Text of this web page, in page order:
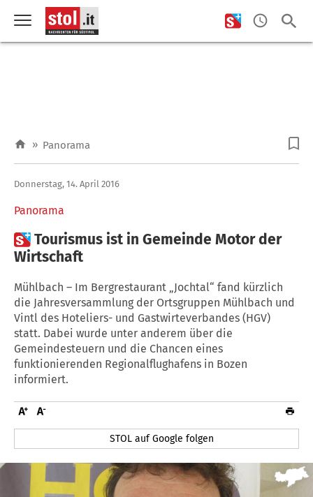
» Panorama
Panorama
Donnerstag, 14. April 2016
Tourismus ist in Gemeinde Motor der
Wirtschaft
Mühlbach – Im Bergrestaurant „Jochtal“ fand kürzlich
die Jahresversammlung der Ortsgruppen Mühlbach und
Vintl des Hoteliers- und Gastwirteverbandes (HGV)
statt. Dabei wurde unter anderem über die
Gemeindesteuern und die Chancen eines
funktionierenden Regionalflughafens in Bozen
informiert.
STOL auf Google folgen